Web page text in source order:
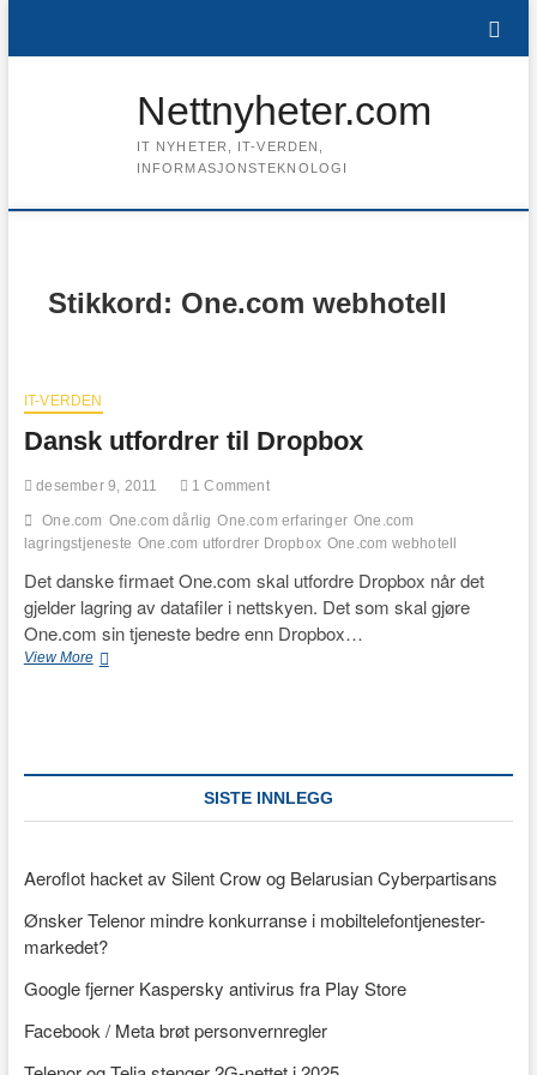
content
Nettnyheter.com
IT NYHETER, IT-VERDEN,
INFORMASJONSTEKNOLOGI
Stikkord: One.com webhotell
IT-VERDEN
Dansk utfordrer til Dropbox
desember 9, 2011 1 Comment
One.com One.com dårlig One.com erfaringer One.com
lagringstjeneste One.com utfordrer Dropbox One.com webhotell
Det danske firmaet One.com skal utfordre Dropbox når det
gjelder lagring av datafiler i nettskyen. Det som skal gjøre
One.com sin tjeneste bedre enn Dropbox…
View MoreDansk
SISTE INNLEGG
Aeroflot hacket av Silent Crow og Belarusian Cyberpartisans
Ønsker Telenor mindre konkurranse i mobiltelefontjenester-
markedet?
Google fjerner Kaspersky antivirus fra Play Store
Facebook / Meta brøt personvernregler